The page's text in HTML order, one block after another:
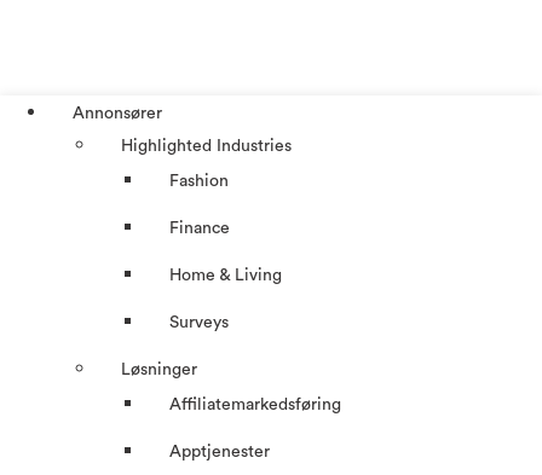
Annonsører
Highlighted Industries
Fashion
Finance
Home & Living
Surveys
Løsninger
Affiliatemarkedsføring
Apptjenester